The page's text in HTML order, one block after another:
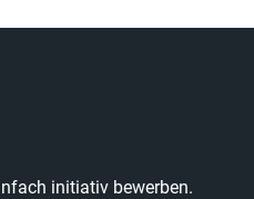
initiativ bewerben.